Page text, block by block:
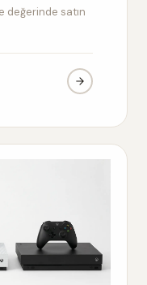
değerinde satın